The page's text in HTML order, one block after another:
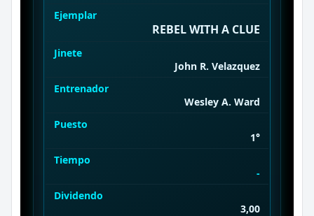
Ejemplar
REBEL WITH A CLUE
Jinete
John R. Velazquez
Entrenador
Wesley A. Ward
Puesto
1°
Tiempo
-
Dividendo
3,00